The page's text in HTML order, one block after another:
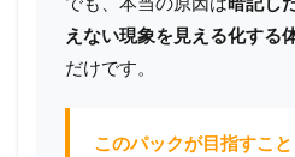
えない現象を見える化する
だけです。
このパックが目指すこと